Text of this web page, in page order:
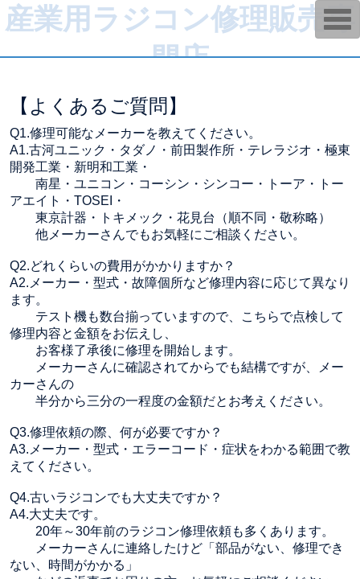
産業用ラジコン修理販売専
門店
【よくあるご質問】
Q1.修理可能なメーカーを教えてください。
A1.古河ユニック・タダノ・前田製作所・テレラジオ・極東
開発工業・新明和工業・
南星・ユニコン・コーシン・シンコー・トーア・トー
アエイト・TOSEI・
東京計器・トキメック・花見台（順不同・敬称略）
他メーカーさんでもお気軽にご相談ください。
Q2.どれくらいの費用がかかりますか？
A2.メーカー・型式・故障個所など修理内容に応じて異なり
ます。
テスト機も数台揃っていますので、こちらで点検して
修理内容と金額をお伝えし、
お客様了承後に修理を開始します。
メーカーさんに確認されてからでも結構ですが、メー
カーさんの
半分から三分の一程度の金額だとお考えください。
Q3.修理依頼の際、何が必要ですか？
A3.メーカー・型式・エラーコード・症状をわかる範囲で教
えてください。
Q4.古いラジコンでも大丈夫ですか？
A4.大丈夫です。
20年～30年前のラジコン修理依頼も多くあります。
メーカーさんに連絡したけど「部品がない、修理でき
ない、時間がかかる」
T
o
g
a
t
o